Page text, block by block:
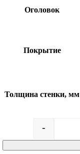
Оголовок
Покрытие
Толщина стенки, мм
-